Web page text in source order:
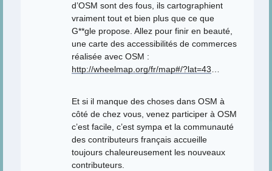
d’OSM sont des fous, ils cartographient
vraiment tout et bien plus que ce que
G**gle propose. Allez pour finir en beauté,
une carte des accessibilités de commerces
réalisée avec OSM :
http://wheelmap.org/fr/map#/?lat=43…
Et si il manque des choses dans OSM à
côté de chez vous, venez participer à OSM
c’est facile, c’est sympa et la communauté
des contributeurs français accueille
toujours chaleureusement les nouveaux
contributeurs.